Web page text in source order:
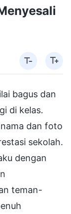
bagus dan
di kelas.
dan foto
sekolah.
dengan
teman-